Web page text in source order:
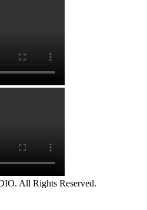
All Rights Reserved.